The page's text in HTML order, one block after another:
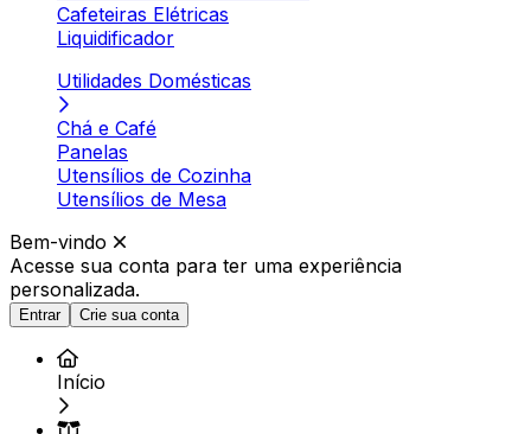
Cafeteiras Elétricas
Liquidificador
Utilidades Domésticas
Chá e Café
Panelas
Utensílios de Cozinha
Utensílios de Mesa
Bem-vindo
Acesse sua conta para ter uma experiência
personalizada.
Entrar Crie sua conta
Início